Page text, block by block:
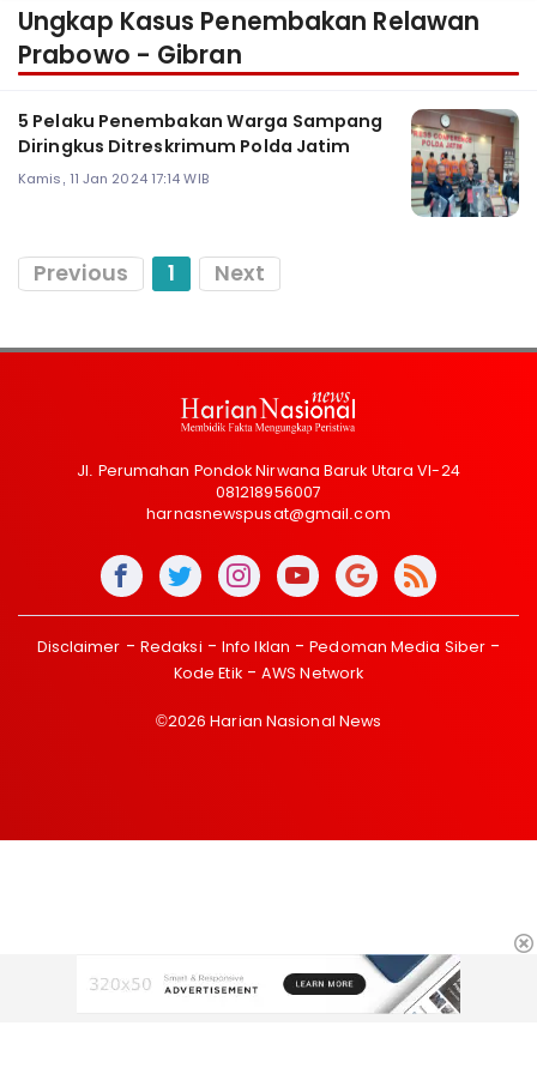
Ungkap Kasus Penembakan Relawan
Prabowo - Gibran
5 Pelaku Penembakan Warga Sampang
Diringkus Ditreskrimum Polda Jatim
Kamis, 11 Jan 2024 17:14 WIB
Previous 1 Next
Jl. Perumahan Pondok Nirwana Baruk Utara VI-24
081218956007
harnasnewspusat@gmail.com
Disclaimer Redaksi Info Iklan
Pedoman Media Siber
Kode Etik
AWS Network
©2026 Harian Nasional News